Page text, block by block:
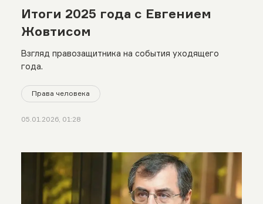
Итоги 2025 года с Евгением
Жовтисом
Взгляд правозащитника на события уходящего
года.
Права человека
05.01.2026, 01:28